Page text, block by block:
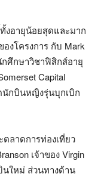
งอายุน้อยสุดและมาก
งโครงการ กับ Mark
กศึกษาวิชาฟิสิกส์อายุ
Capital
นักบินหญิงรุ่นบุกเบิก
ลาดการท่องเที่ยว
เจ้าของ Virgin
นใหม่ ส่วนทางด้าน